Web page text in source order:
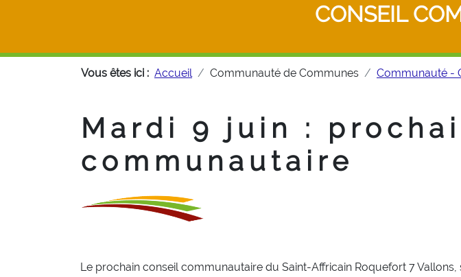
CONSEIL
Vous êtes ici : Accueil Communauté de Communes Communauté -
Mardi 9 juin :
communautaire
Le prochain conseil communautaire du Saint-Affricain Roquefort 7 Vallons,